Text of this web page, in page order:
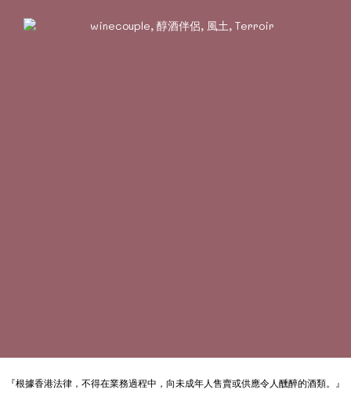
『根據香港法律，不得在業務過程中，向未成年人售賣或供應令人醺醉的酒類。』